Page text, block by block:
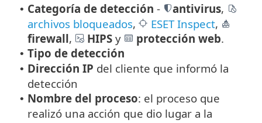
• Categoría de detección - antivirus,
archivos bloqueados, ESET Inspect,
firewall, HIPS y protección web.
• Tipo de detección
• Dirección IP del cliente que informó la
detección
• Nombre del proceso: el proceso que
realizó una acción que dio lugar a la